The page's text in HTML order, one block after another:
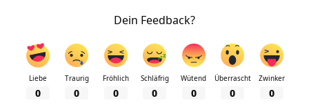
Dein Feedback?
Liebe
0
Traurig
0
Fröhlich
0
Schläfrig
0
Wütend
0
Überrascht
0
Zwinker
0